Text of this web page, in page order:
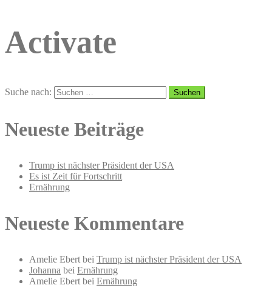
Activate
Suche nach:
Neueste Beiträge
Trump ist nächster Präsident der USA
Es ist Zeit für Fortschritt
Ernährung
Neueste Kommentare
Amelie Ebert bei Trump ist nächster Präsident der USA
Johanna bei Ernährung
Amelie Ebert bei Ernährung